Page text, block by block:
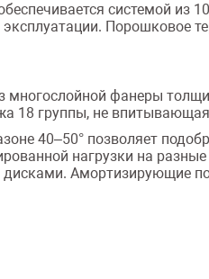
системой из
эксплуатации. Порошковое
многослойной фанеры
18 группы, не впитывающая
40–50° позволяет
нагрузки на
Амортизирующие